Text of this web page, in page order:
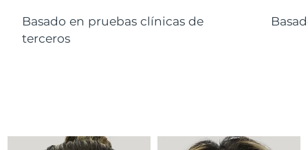
Basado en pruebas clínicas de
terceros
ACERCA DE
Kuwait Entrega prevista 8/9/26